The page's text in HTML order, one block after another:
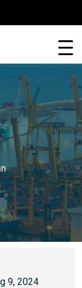
9, 2024